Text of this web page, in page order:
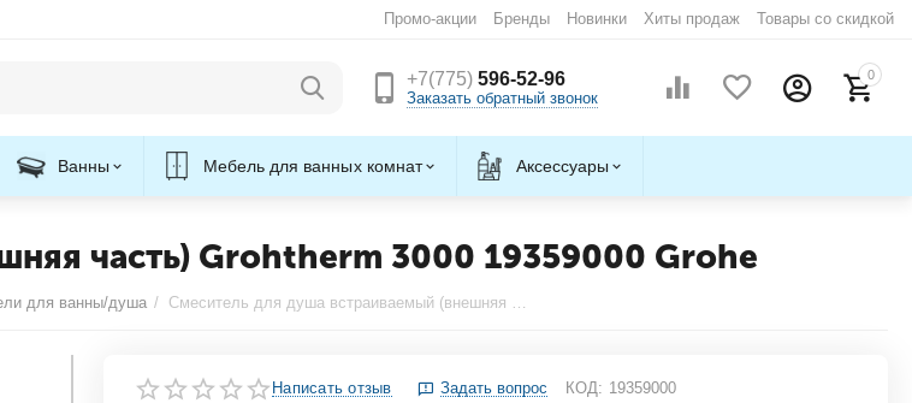
Промо-акции Бренды Новинки Хиты продаж Товары со скидкой
+7(775)596-52-96
Заказать обратный звонок
0
Ванны Мебель для ванных комнат Аксессуары
часть) Grohtherm 3000 19359000 Grohe
для ванны/душа / Смеситель для душа встраиваемый (внешняя часть) Grohtherm 3000 19359000 Grohe
Написать отзыв Задать вопрос КОД: 19359000